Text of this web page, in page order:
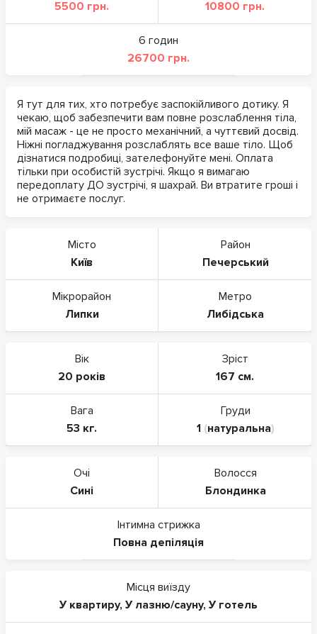
5500 грн.
10800 грн.
6 годин
26700 грн.
Я тут для тих, хто потребує заспокійливого дотику. Я
чекаю, щоб забезпечити вам повне розслаблення тіла,
мій масаж - це не просто механічний, а чуттєвий досвід.
Ніжні погладжування розслаблять все ваше тіло. Щоб
дізнатися подробиці, зателефонуйте мені. Оплата
тільки при особистій зустрічі. Якщо я вимагаю
передоплату ДО зустрічі, я шахрай. Ви втратите гроші і
не отримаєте послуг.
Місто
Київ
Район
Печерський
Мікрорайон
Липки
Метро
Либідська
Вік
20 років
Зріст
167 см.
Вага
53 кг.
Груди
1(натуральна)
Очі
Сині
Волосся
Блондинка
Інтимна стрижка
Повна депіляція
Місця виїзду
У квартиру, У лазню/сауну, У готель